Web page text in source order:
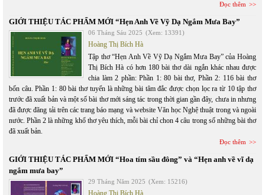
Đọc thêm
GIỚI THIỆU TÁC PHẨM MỚI “Hẹn Anh Về Vỹ Dạ Ngắm Mưa Bay”
06 Tháng Sáu 2025 (Xem: 13391)
Hoàng Thị Bích Hà
Tập thơ “Hẹn Anh Về Vỹ Dạ Ngắm Mưa Bay” của Hoàng
Thị Bích Hà có hơn 180 bài thơ dài ngắn khác nhau được
chia làm 2 phần: Phần 1: 80 bài thơ, Phần 2: 116 bài thơ
bốn câu. Phần 1: 80 bài thơ tuyển là những bài tâm đắc được chọn lọc ra từ 10 tập thơ
trước đã xuất bản và một số bài thơ mới sáng tác trong thời gian gần đây, chưa in nhưng
đã được đăng tải trên các trang báo mạng và website Văn học Nghệ thuật trong và ngoài
nước. Phần 2 là những khổ thơ yêu thích, mỗi bài chỉ chon 4 câu trong số những bài thơ
đã xuất bản.
Đọc thêm
GIỚI THIỆU TÁC PHẨM MỚI “Hoa tím sầu đông” và “Hẹn anh về vĩ dạ
ngắm mưa bay”
29 Tháng Năm 2025 (Xem: 15216)
Hoàng Thị Bích Hà